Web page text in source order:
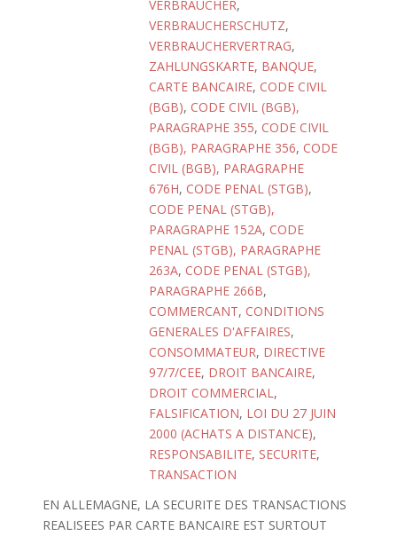
VERBRAUCHER,
VERBRAUCHERSCHUTZ,
VERBRAUCHERVERTRAG,
ZAHLUNGSKARTE, BANQUE,
CARTE BANCAIRE, CODE CIVIL
(BGB), CODE CIVIL (BGB),
PARAGRAPHE 355, CODE CIVIL
(BGB), PARAGRAPHE 356, CODE
CIVIL (BGB), PARAGRAPHE
676H, CODE PENAL (STGB),
CODE PENAL (STGB),
PARAGRAPHE 152A, CODE
PENAL (STGB), PARAGRAPHE
263A, CODE PENAL (STGB),
PARAGRAPHE 266B,
COMMERCANT, CONDITIONS
GENERALES D'AFFAIRES,
CONSOMMATEUR, DIRECTIVE
97/7/CEE, DROIT BANCAIRE,
DROIT COMMERCIAL,
FALSIFICATION, LOI DU 27 JUIN
2000 (ACHATS A DISTANCE),
RESPONSABILITE, SECURITE,
TRANSACTION
EN ALLEMAGNE, LA SECURITE DES TRANSACTIONS
REALISEES PAR CARTE BANCAIRE EST SURTOUT